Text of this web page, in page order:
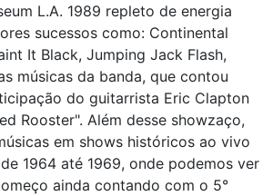
L.A. 1989 repleto de energia
sucessos como: Continental
It Black, Jumping Jack Flash,
músicas da banda, que contou
do guitarrista Eric Clapton
Rooster". Além desse showzaço,
em shows históricos ao vivo
1964 até 1969, onde podemos ver
ainda contando com o 5°